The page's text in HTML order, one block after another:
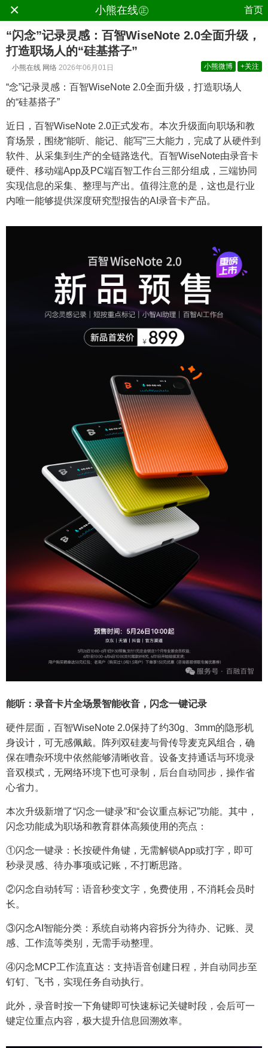
× 小熊在线㊣ 首页
“闪念”记录灵感：百智WiseNote 2.0全面升级，
打造职场人的“硅基搭子”
小熊在线 网络 2026年06月01日 小熊微博 +关注
“念”记录灵感：百智WiseNote 2.0全面升级，打造职场人
的“硅基搭子”
近日，百智WiseNote 2.0正式发布。本次升级面向职场和教
育场景，围绕“能听、能记、能写”三大能力，完成了从硬件到
软件、从采集到生产的全链路迭代。百智WiseNote由录音卡
硬件、移动端App及PC端百智工作台三部分组成，三端协同
实现信息的采集、整理与产出。值得注意的是，这也是行业
内唯一能够提供深度研究型报告的AI录音卡产品。
能听：录音卡片全场景智能收音，闪念一键记录
硬件层面，百智WiseNote 2.0保持了约30g、3mm的隐形机
身设计，可无感佩戴。阵列双硅麦与骨传导麦克风组合，确
保在嘈杂环境中依然能够清晰收音。设备支持通话与环境录
音双模式，无网络环境下也可录制，后台自动同步，操作省
心省力。
本次升级新增了“闪念一键录”和“会议重点标记”功能。其中，
闪念功能成为职场和教育群体高频使用的亮点：
①闪念一键录：长按硬件角键，无需解锁App或打字，即可
秒录灵感、待办事项或记账，不打断思路。
②闪念自动转写：语音秒变文字，免费使用，不消耗会员时
长。
③闪念AI智能分类：系统自动将内容拆分为待办、记账、灵
感、工作流等类别，无需手动整理。
④闪念MCP工作流直达：支持语音创建日程，并自动同步至
钉钉、飞书，实现任务自动执行。
此外，录音时按一下角键即可快速标记关键时段，会后可一
键定位重点内容，极大提升信息回溯效率。